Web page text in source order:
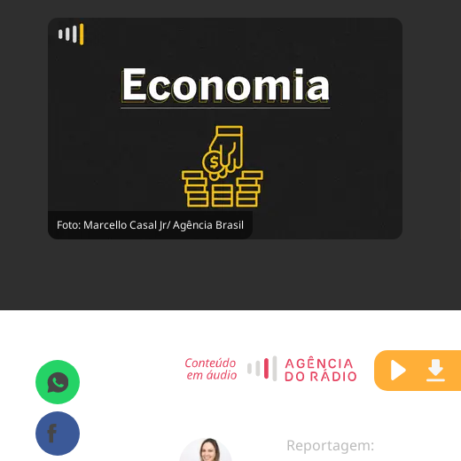
Foto: Marcello Casal Jr/ Agência Brasil
Reportagem: